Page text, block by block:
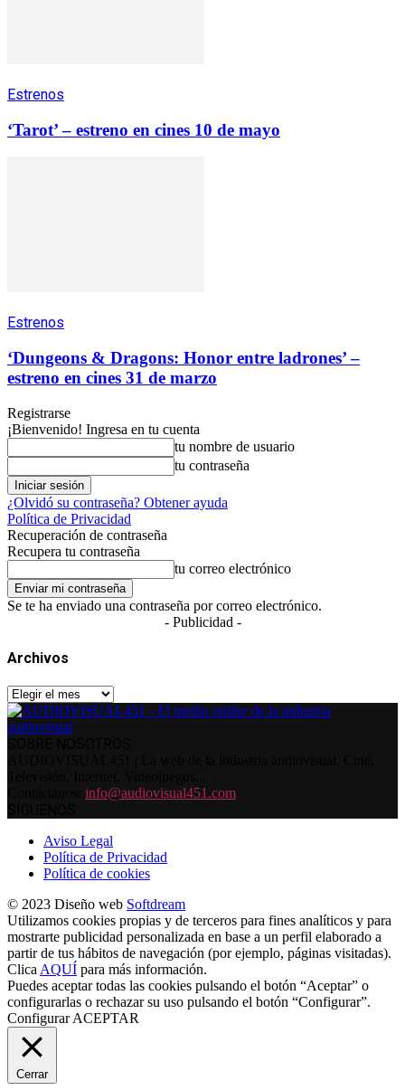
Estrenos
‘Tarot’ – estreno en cines 10 de mayo
Estrenos
‘Dungeons & Dragons: Honor entre ladrones’ –
estreno en cines 31 de marzo
Registrarse
¡Bienvenido! Ingresa en tu cuenta
tu nombre de usuario
tu contraseña
¿Olvidó su contraseña? Obtener ayuda
Política de Privacidad
Recuperación de contraseña
Recupera tu contraseña
tu correo electrónico
Se te ha enviado una contraseña por correo electrónico.
- Publicidad -
Archivos
Archivos
info@audiovisual451.com
Aviso Legal
Política de Privacidad
Política de cookies
© 2023 Diseño web Softdream
Utilizamos cookies propias y de terceros para fines analíticos y para
mostrarte publicidad personalizada en base a un perfil elaborado a
partir de tus hábitos de navegación (por ejemplo, páginas visitadas).
Clica AQUÍ para más información.
Puedes aceptar todas las cookies pulsando el botón “Aceptar” o
configurarlas o rechazar su uso pulsando el botón “Configurar”.
Configurar ACEPTAR
Cerrar